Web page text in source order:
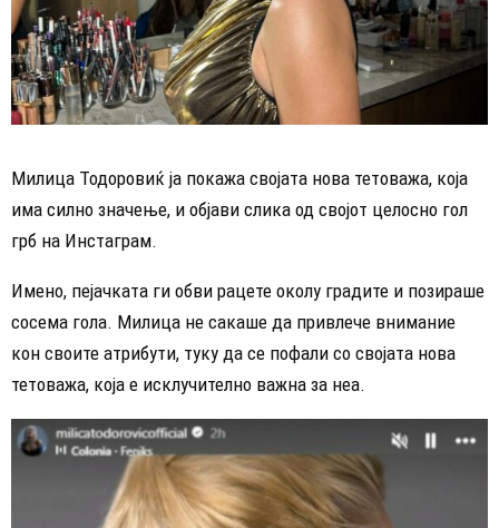
Милица Тодоровиќ ја покажа својата нова тетоважа, која
има силно значење, и објави слика од својот целосно гол
грб на Инстаграм.
Имено, пејачката ги обви рацете околу градите и позираше
сосема гола. Милица не сакаше да привлече внимание
кон своите атрибути, туку да се пофали со својата нова
тетоважа, која е исклучително важна за неа.